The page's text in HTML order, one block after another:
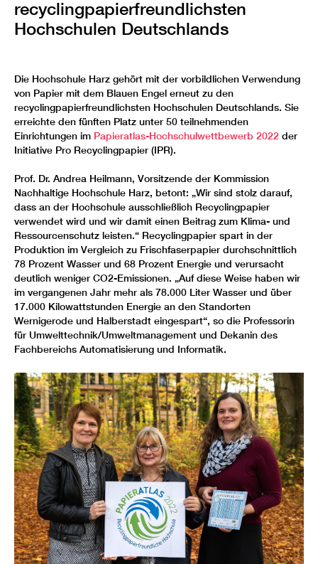
recyclingpapierfreundlichsten
Hochschulen Deutschlands
Die Hochschule Harz gehört mit der vorbildlichen Verwendung
von Papier mit dem Blauen Engel erneut zu den
recyclingpapierfreundlichsten Hochschulen Deutschlands. Sie
erreichte den fünften Platz unter 50 teilnehmenden
Einrichtungen im Papieratlas-Hochschulwettbewerb 2022 der
Initiative Pro Recyclingpapier (IPR).
Prof. Dr. Andrea Heilmann, Vorsitzende der Kommission
Nachhaltige Hochschule Harz, betont: „Wir sind stolz darauf,
dass an der Hochschule ausschließlich Recyclingpapier
verwendet wird und wir damit einen Beitrag zum Klima- und
Ressourcenschutz leisten.“ Recyclingpapier spart in der
Produktion im Vergleich zu Frischfaserpapier durchschnittlich
78 Prozent Wasser und 68 Prozent Energie und verursacht
deutlich weniger CO2-Emissionen. „Auf diese Weise haben wir
im vergangenen Jahr mehr als 78.000 Liter Wasser und über
17.000 Kilowattstunden Energie an den Standorten
Wernigerode und Halberstadt eingespart“, so die Professorin
für Umwelttechnik/Umweltmanagement und Dekanin des
Fachbereichs Automatisierung und Informatik.